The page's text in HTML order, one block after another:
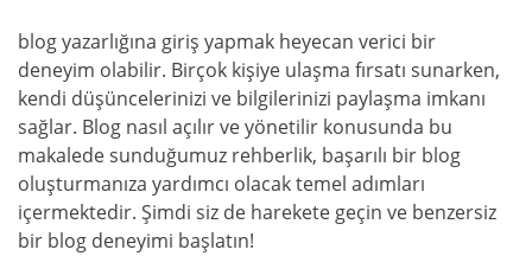
blog yazarlığına giriş yapmak heyecan verici bir
deneyim olabilir. Birçok kişiye ulaşma fırsatı sunarken,
kendi düşüncelerinizi ve bilgilerinizi paylaşma imkanı
sağlar. Blog nasıl açılır ve yönetilir konusunda bu
makalede sunduğumuz rehberlik, başarılı bir blog
oluşturmanıza yardımcı olacak temel adımları
içermektedir. Şimdi siz de harekete geçin ve benzersiz
bir blog deneyimi başlatın!